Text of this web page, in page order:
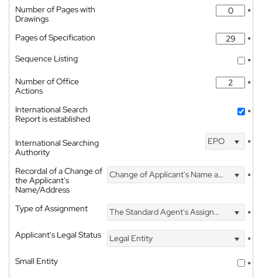
Number of Pages with
Drawings
*
Pages of Specification
*
Sequence Listing
*
Number of Office
Actions
*
International Search
Report is established
*
International Searching
Authority
EPO *
Recordal of a Change of
the Applicant's
Name/Address
Change of Applicant's Name and Address *
Type of Assignment The Standard Agent's Assignment
*
Applicant's Legal Status
Legal Entity
*
Small Entity
*